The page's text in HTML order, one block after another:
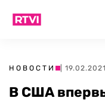
НОВОСТИ |
В США